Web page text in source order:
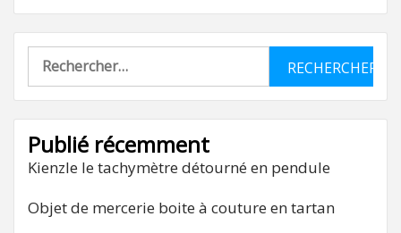
Rechercher :
Publié récemment
Kienzle le tachymètre détourné en pendule
Objet de mercerie boite à couture en tartan